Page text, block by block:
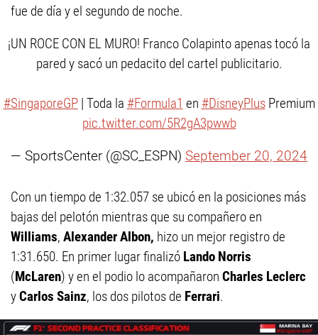
fue de día y el segundo de noche.
¡UN ROCE CON EL MURO! Franco Colapinto apenas tocó la
pared y sacó un pedacito del cartel publicitario.
#SingaporeGP| Toda la #Formula1 en #DisneyPlusPremium
pic.twitter.com/5R2gA3pwwb
— SportsCenter (@SC_ESPN) September 20, 2024
Con un tiempo de 1:32.057 se ubicó en la posiciones más
bajas del pelotón mientras que su compañero en
Williams, Alexander Albon, hizo un mejor registro de
1:31.650. En primer lugar finalizó Lando Norris
(McLaren) y en el podio lo acompañaron Charles Leclerc
yCarlos Sainz, los dos pilotos de Ferrari.